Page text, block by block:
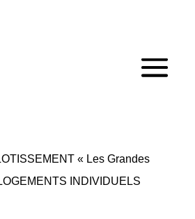
« Les Grandes
INDIVIDUELS